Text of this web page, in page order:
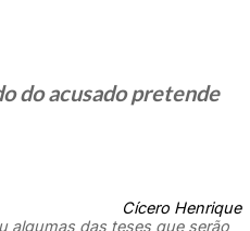
do acusado pretende
Cícero Henrique
algumas das teses que serão